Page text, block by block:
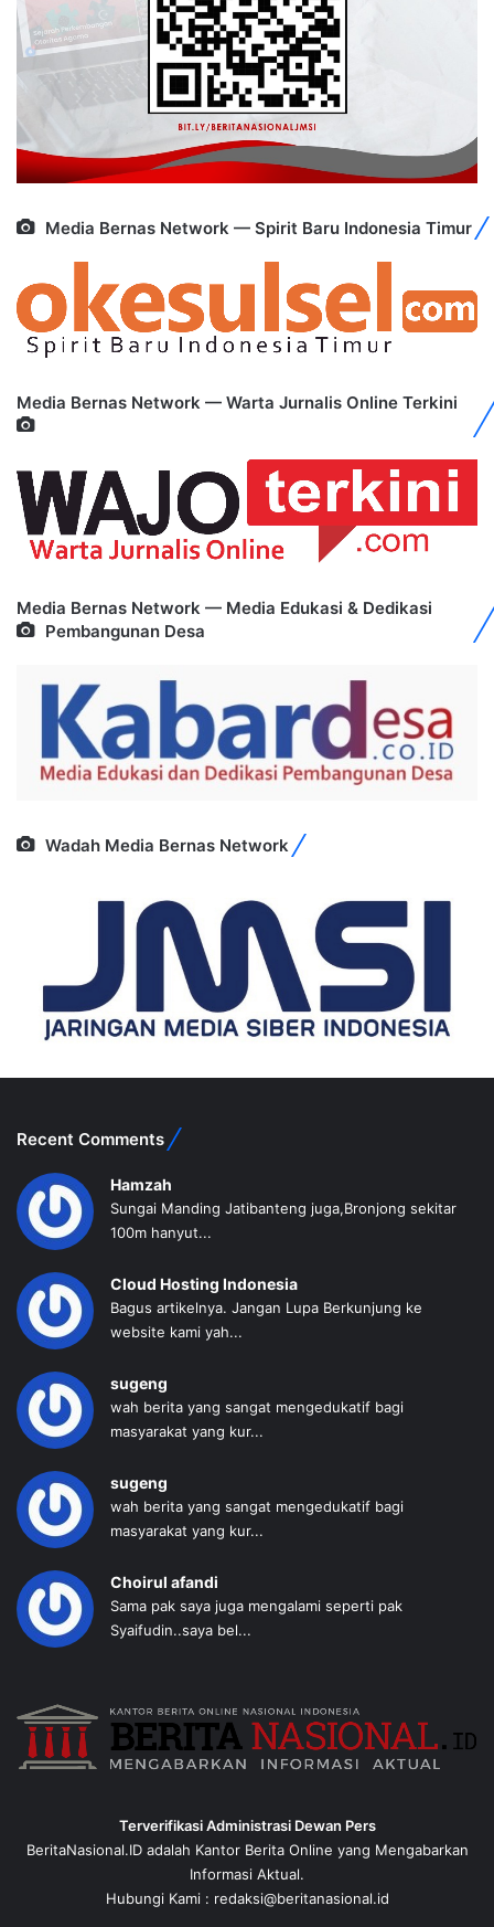
Media Bernas Network — Spirit Baru Indonesia Timur
Media Bernas Network — Warta Jurnalis Online Terkini
Media Bernas Network — Media Edukasi & Dedikasi
Pembangunan Desa
Wadah Media Bernas Network
Recent Comments
Hamzah
Sungai Manding Jatibanteng juga,Bronjong sekitar
100m hanyut...
Cloud Hosting Indonesia
Bagus artikelnya. Jangan Lupa Berkunjung ke
website kami yah...
sugeng
wah berita yang sangat mengedukatif bagi
masyarakat yang kur...
sugeng
wah berita yang sangat mengedukatif bagi
masyarakat yang kur...
Choirul afandi
Sama pak saya juga mengalami seperti pak
Syaifudin..saya bel...
Terverifikasi Administrasi Dewan Pers
BeritaNasional.ID adalah Kantor Berita Online yang Mengabarkan
Informasi Aktual.
Hubungi Kami : redaksi@beritanasional.id